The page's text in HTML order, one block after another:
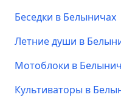
Беседки в Белыничах
Летние души в
Мотоблоки в
Культиваторы в